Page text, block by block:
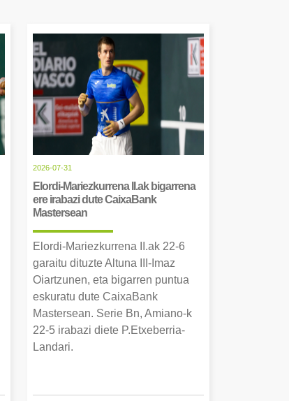
2026-07-31
Elordi-Mariezkurrena II.ak bigarrena
ere irabazi dute CaixaBank
Mastersean
Elordi-Mariezkurrena II.ak 22-6
garaitu dituzte Altuna III-Imaz
Oiartzunen, eta bigarren puntua
eskuratu dute CaixaBank
Mastersean. Serie Bn, Amiano-k
22-5 irabazi diete P.Etxeberria-
Landari.